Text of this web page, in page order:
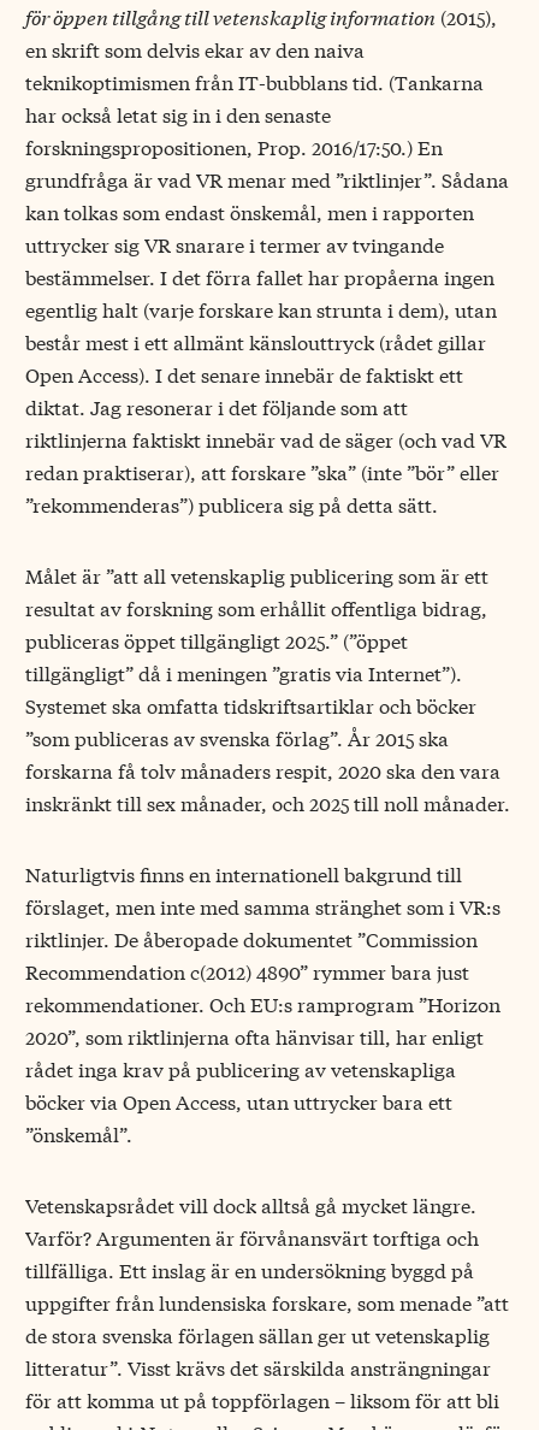
för öppen tillgång till vetenskaplig information (2015),
en skrift som delvis ekar av den naiva
teknikoptimismen från IT-bubblans tid. (Tankarna
har också letat sig in i den senaste
forskningspropositionen, Prop. 2016/17:50.) En
grundfråga är vad VR menar med ”riktlinjer”. Sådana
kan tolkas som endast önskemål, men i rapporten
uttrycker sig VR snarare i termer av tvingande
bestämmelser. I det förra fallet har propåerna ingen
egentlig halt (varje forskare kan strunta i dem), utan
består mest i ett allmänt känslouttryck (rådet gillar
Open Access). I det senare innebär de faktiskt ett
diktat. Jag resonerar i det följande som att
riktlinjerna faktiskt innebär vad de säger (och vad VR
redan praktiserar), att forskare ”ska” (inte ”bör” eller
”rekommenderas”) publicera sig på detta sätt.
Målet är ”att all vetenskaplig publicering som är ett
resultat av forskning som erhållit offentliga bidrag,
publiceras öppet tillgängligt 2025.” (”öppet
tillgängligt” då i meningen ”gratis via Internet”).
Systemet ska omfatta tidskriftsartiklar och böcker
”som publiceras av svenska förlag”. År 2015 ska
forskarna få tolv månaders respit, 2020 ska den vara
inskränkt till sex månader, och 2025 till noll månader.
Naturligtvis finns en internationell bakgrund till
förslaget, men inte med samma stränghet som i VR:s
riktlinjer. De åberopade dokumentet ”Commission
Recommendation c(2012) 4890” rymmer bara just
rekommendationer. Och EU:s ramprogram ”Horizon
2020”, som riktlinjerna ofta hänvisar till, har enligt
rådet inga krav på publicering av vetenskapliga
böcker via Open Access, utan uttrycker bara ett
”önskemål”.
Vetenskapsrådet vill dock alltså gå mycket längre.
Varför? Argumenten är förvånansvärt torftiga och
tillfälliga. Ett inslag är en undersökning byggd på
uppgifter från lundensiska forskare, som menade ”att
de stora svenska förlagen sällan ger ut vetenskaplig
litteratur”. Visst krävs det särskilda ansträngningar
för att komma ut på toppförlagen – liksom för att bli